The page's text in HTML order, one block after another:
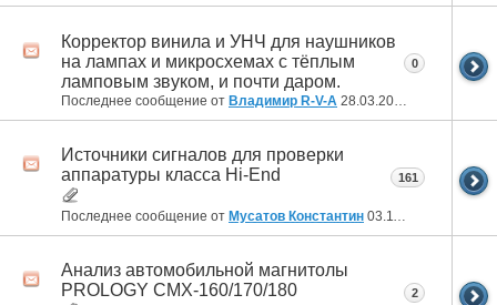
Корректор винила и УНЧ для наушников
на лампах и микросхемах с тёплым
ламповым звуком, и почти даром.
Последнее сообщение от Владимир R-V-A 28.03.2024
0
Источники сигналов для проверки
аппаратуры класса Hi-End
Последнее сообщение от Мусатов Константин 03.11.2023
161
Анализ автомобильной магнитолы
PROLOGY CMX-160/170/180
2